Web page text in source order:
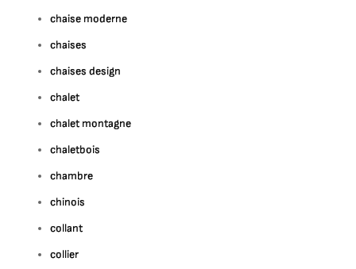
chaise moderne
chaises
chaises design
chalet
chalet montagne
chaletbois
chambre
chinois
collant
collier